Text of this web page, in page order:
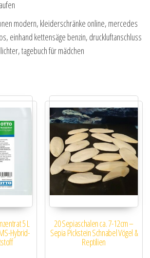
modern, kleiderschränke online, mercedes
einhand kettensäge benzin, druckluftanschluss
tagebuch für mädchen
5 L
Hybrid-
20 Sepiaschalen ca. 7-12cm –
Sepia Pickstein Schnabel Vögel &
Reptilien